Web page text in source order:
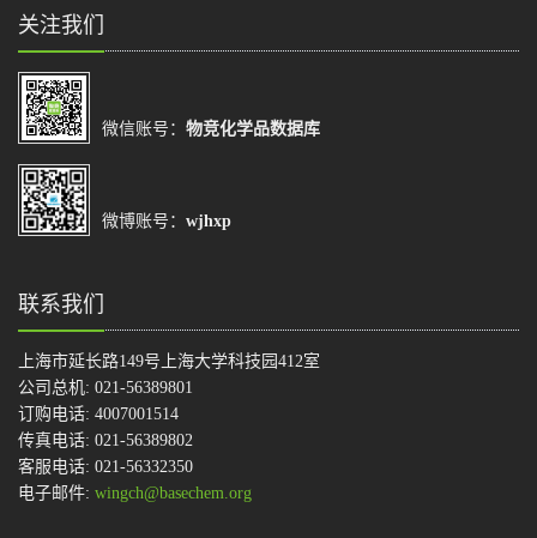
关注我们
微信账号： 物竞化学品数据库
微博账号： wjhxp
联系我们
上海市延长路149号上海大学科技园412室
公司总机: 021-56389801
订购电话: 4007001514
传真电话: 021-56389802
客服电话: 021-56332350
电子邮件: wingch@basechem.org